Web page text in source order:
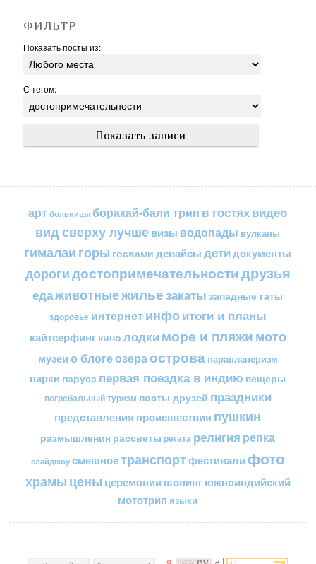
ФИЛЬТР
Показать посты из:
С тегом:
арт больницы боракай-бали трип в гостяхвидео
вид сверху лучшевизы водопады вулканы
гималаи горы госвами девайсы детидокументы
дорогидостопримечательностидрузья
едаживотныежильезакаты западные гаты
здоровье интернетинфоитоги и планы
кайтсерфинг кино лодкиморе и пляжимото
музеи о блогеозераострова парапланеризм
парки паруса первая поездка в индию пещеры
погребальный туризм посты друзей праздники
представления происшествия пушкин
размышления рассветы регата религия репка
слайдшоу смешноетранспортфестивали фото
храмы цены церемонии шопингюжноиндийский
мототрип языки